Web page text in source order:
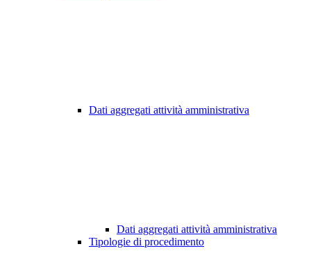
Dati aggregati attività amministrativa
Dati aggregati attività amministrativa
Tipologie di procedimento